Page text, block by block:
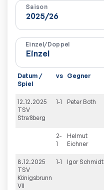
Saison
Einzel/Doppel
Datum /
Spiel
vs Gegner
12.12.2025
TSV
Straßberg
1-1 Peter Both
2-
1
Helmut
Eichner
8.12.2025
TSV
Königsbrunn
VII
1-1 Igor Schmidt